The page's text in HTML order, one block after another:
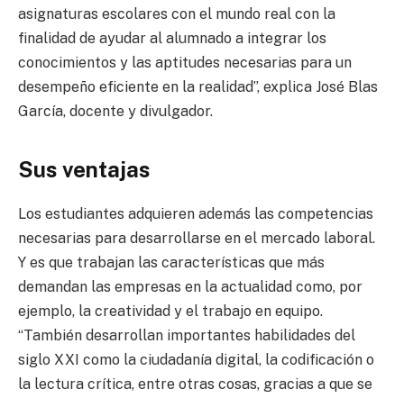
asignaturas escolares con el mundo real con la
finalidad de ayudar al alumnado a integrar los
conocimientos y las aptitudes necesarias para un
desempeño eficiente en la realidad”, explica José Blas
García, docente y divulgador.
Sus ventajas
Los estudiantes adquieren además las competencias
necesarias para desarrollarse en el mercado laboral.
Y es que trabajan las características que más
demandan las empresas en la actualidad como, por
ejemplo, la creatividad y el trabajo en equipo.
“También desarrollan importantes habilidades del
siglo XXI como la ciudadanía digital, la codificación o
la lectura crítica, entre otras cosas, gracias a que se